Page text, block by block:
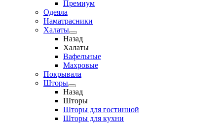
Премиум
Одеяла
Наматрасники
Халаты
Назад
Халаты
Вафельные
Махровые
Покрывала
Шторы
Назад
Шторы
Шторы для гостинной
Шторы для кухни